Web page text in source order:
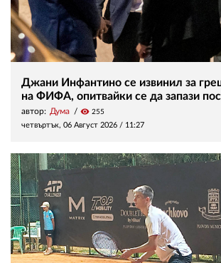
Джани Инфантино се извинил за
на ФИФА, опитвайки се да запази
автор: Дума visibility 255
четвъртък, 06 Август 2026 / 11:27